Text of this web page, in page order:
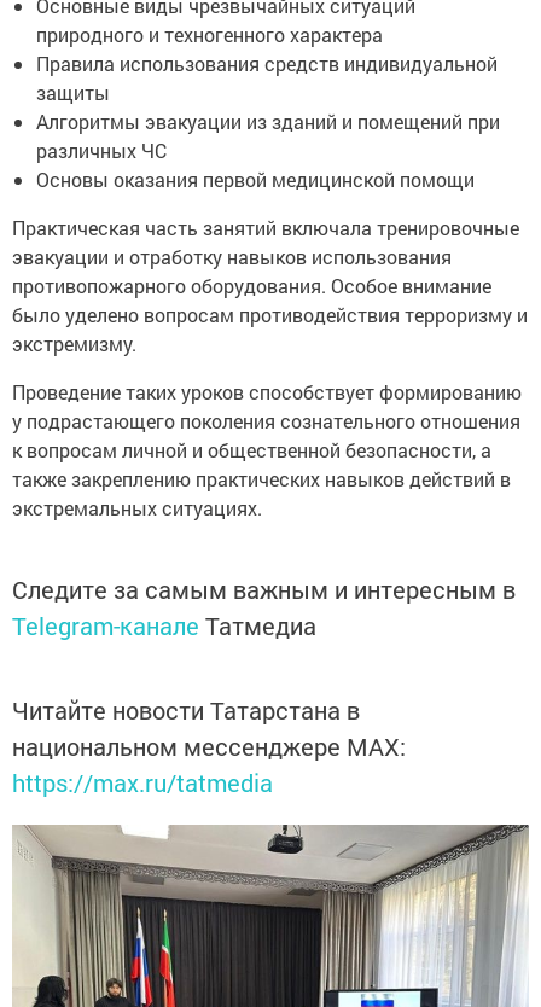
природного и техногенного характера
Правила использования средств индивидуальной
защиты
Алгоритмы эвакуации из зданий и помещений при
различных ЧС
Основы оказания первой медицинской помощи
Практическая часть занятий включала тренировочные
эвакуации и отработку навыков использования
противопожарного оборудования. Особое внимание
было уделено вопросам противодействия терроризму и
экстремизму.
Проведение таких уроков способствует формированию
у подрастающего поколения сознательного отношения
к вопросам личной и общественной безопасности, а
также закреплению практических навыков действий в
экстремальных ситуациях.
Следите за самым важным и интересным в
Telegram-канале Татмедиа
Читайте новости Татарстана в
национальном мессенджере MАХ:
https://max.ru/tatmedia